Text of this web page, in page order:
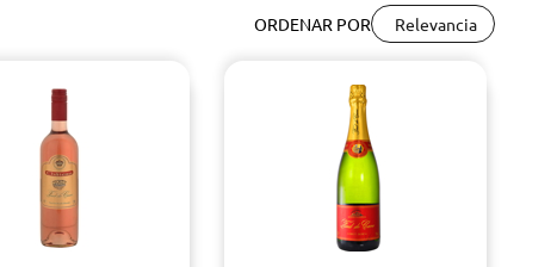
ORDENAR POR Relevancia